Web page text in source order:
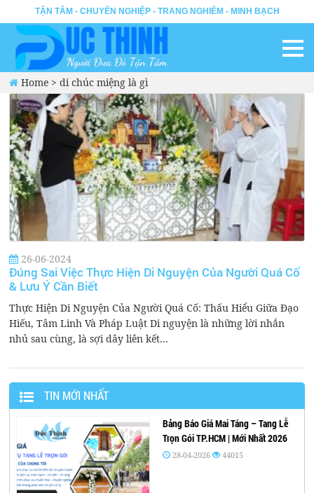
TẬN TÂM - CHUYÊN NGHIỆP - TRANG NGHIÊM - MINH BẠCH
Home >di chúc miệng là gì
26-06-2024
Đúng Sai Việc Thực Hiện Di Nguyện Của Người Quá Cố
& Lưu Ý Cần Biết
Thực Hiện Di Nguyện Của Người Quá Cố: Thấu Hiểu Giữa Đạo
Hiếu, Tâm Linh Và Pháp Luật Di nguyện là những lời nhắn
nhủ sau cùng, là sợi dây liên kết...
TIN MỚI NHẤT
Bảng Báo Giá Mai Táng – Tang Lễ
Trọn Gói TP.HCM | Mới Nhất 2026
28-04-2026 44015